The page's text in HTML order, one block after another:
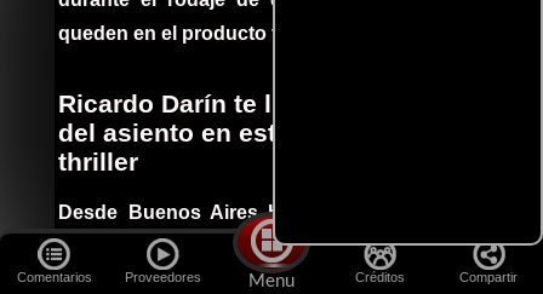
Comentarios Proveedores Menu Créditos Compartir
queden en el producto final.
Ricardo Darín te llevará al borde
del asiento en este increíble
thriller
Desde Buenos Aires hasta el mundo, Tesis
sobre un Homicidio se ha convertido en uno
de los filmes más recomendados del cine